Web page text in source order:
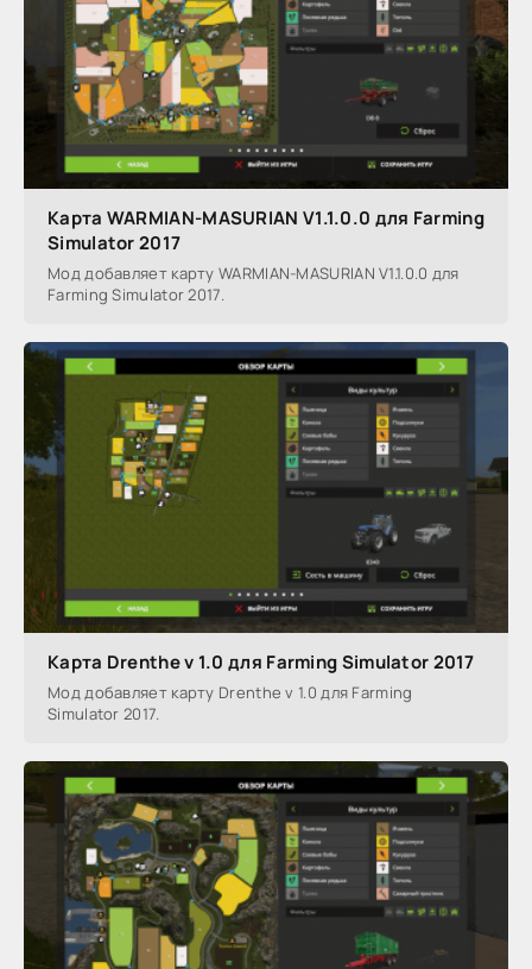
Карта WARMIAN-MASURIAN V1.1.0.0 для Farming
Simulator 2017
Мод добавляет карту WARMIAN-MASURIAN V1.1.0.0 для
Farming Simulator 2017.
Карта Drenthe v 1.0 для Farming Simulator 2017
Мод добавляет карту Drenthe v 1.0 для Farming
Simulator 2017.